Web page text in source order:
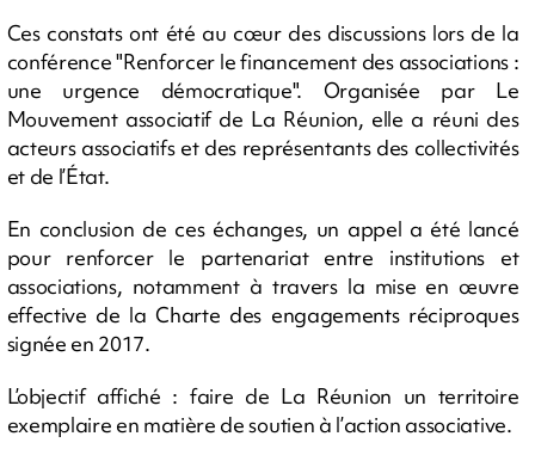
Ces constats ont été au cœur des discussions lors de la
conférence "Renforcer le financement des associations :
une urgence démocratique". Organisée par Le
Mouvement associatif de La Réunion, elle a réuni des
acteurs associatifs et des représentants des collectivités
et de l’État.
En conclusion de ces échanges, un appel a été lancé
pour renforcer le partenariat entre institutions et
associations, notamment à travers la mise en œuvre
effective de la Charte des engagements réciproques
signée en 2017.
L’objectif affiché : faire de La Réunion un territoire
exemplaire en matière de soutien à l’action associative.